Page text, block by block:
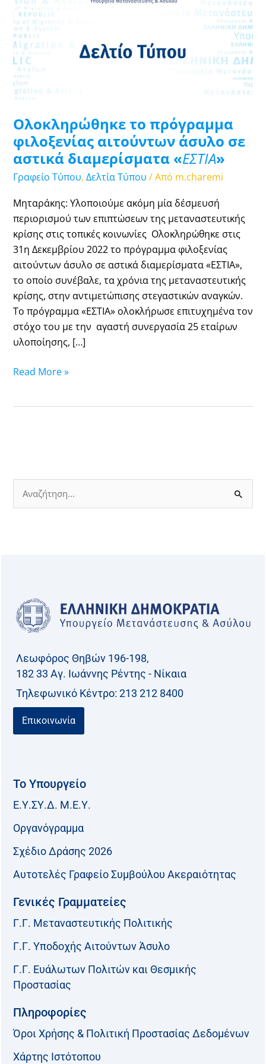
Ολοκληρώθηκε το πρόγραμμα
φιλοξενίας αιτούντων άσυλο σε
αστικά διαμερίσματα «ΕΣΤΙΑ»
Γραφείο Τύπου, Δελτία Τύπου / Από m.charemi
Μηταράκης: Υλοποιούμε ακόμη μία δέσμευσή
περιορισμού των επιπτώσεων της μεταναστευτικής
κρίσης στις τοπικές κοινωνίες Ολοκληρώθηκε στις
31η Δεκεμβρίου 2022 το πρόγραμμα φιλοξενίας
αιτούντων άσυλο σε αστικά διαμερίσματα «ΕΣΤΙΑ»,
το οποίο συνέβαλε, τα χρόνια της μεταναστευτικής
κρίσης, στην αντιμετώπισης στεγαστικών αναγκών.
Το πρόγραμμα «ΕΣΤΙΑ» ολοκλήρωσε επιτυχημένα τον
στόχο του με την αγαστή συνεργασία 25 εταίρων
υλοποίησης, […]
φιλοξενίας
αιτούντων
άσυλο
σε
αστικά
διαμερίσματα
«ΕΣΤΙΑ»
Read More »
σ
Λεωφόρος Θηβών 196-198,
182 33 Aγ. Ιωάννης Ρέντης - Νίκαια
Τηλεφωνικό Kέντρο: 213 212 8400
Επικοινωνία
Το Υπουργείο
Ε.Υ.ΣΥ.Δ. Μ.Ε.Υ.
Οργανόγραμμα
Σχέδιο Δράσης 2026
Αυτοτελές Γραφείο Συμβούλου Ακεραιότητας
Γενικές Γραμματείες
Γ.Γ. Μεταναστευτικής Πολιτικής
Γ.Γ. Υποδοχής Αιτούντων Άσυλο
Γ.Γ. Ευάλωτων Πολιτών και Θεσμικής
Προστασίας
Πληροφορίες
Όροι Χρήσης & Πολιτική Προστασίας Δεδομένων
Χάρτης Ιστότοπου